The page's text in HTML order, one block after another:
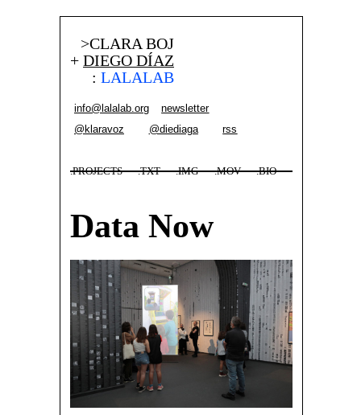
>CLARA BOJ
+ DIEGO DÍAZ
: LALALAB
info@lalalab.org
newsletter
@klaravoz
@diediaga rss
.PROJECTS .TXT .IMG .MOV .BIO
Data Now